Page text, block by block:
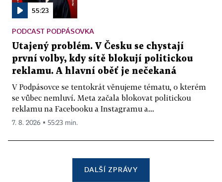
55:23
PODCAST PODPÁSOVKA
Utajený problém. V Česku se chystají
první volby, kdy sítě blokují politickou
reklamu. A hlavní oběť je nečekaná
V Podpásovce se tentokrát věnujeme tématu, o kterém
se vůbec nemluví. Meta začala blokovat politickou
reklamu na Facebooku a Instagramu a...
7. 8. 2026 ▪ 55:23 min.
DALŠÍ ZPRÁVY